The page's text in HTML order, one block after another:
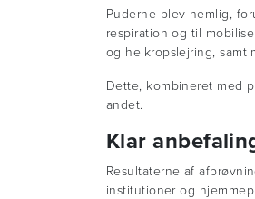
Puderne blev nemlig,
respiration og til
og helkropslejring, samt
Dette, kombineret med
andet.
Klar
Resultaterne af
institutioner og